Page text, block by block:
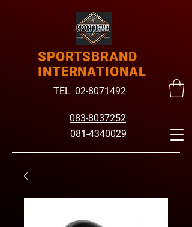
SPORTSBRAND
INTERNATIONAL
TEL 02-8071492
083-8037252
081-4340029